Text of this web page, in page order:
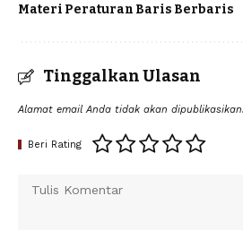
Materi Peraturan Baris Berbaris
Tinggalkan Ulasan
Alamat email Anda tidak akan dipublikasikan.
Beri Rating